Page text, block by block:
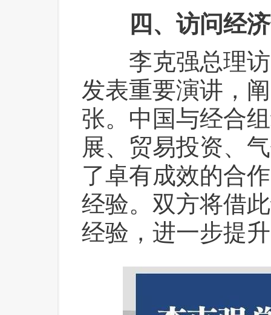
四、访问经
李克强总理访
发表重要演讲，
张。中国与经合
展、贸易投资、
了卓有成效的合
经验。双方将借
经验，进一步提